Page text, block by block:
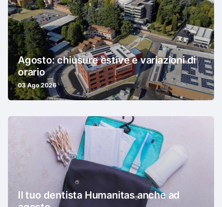
Agosto: chiusure estive e variazioni di
orario
03 Ago 2026
Il tuo dentista Humanitas anche ad